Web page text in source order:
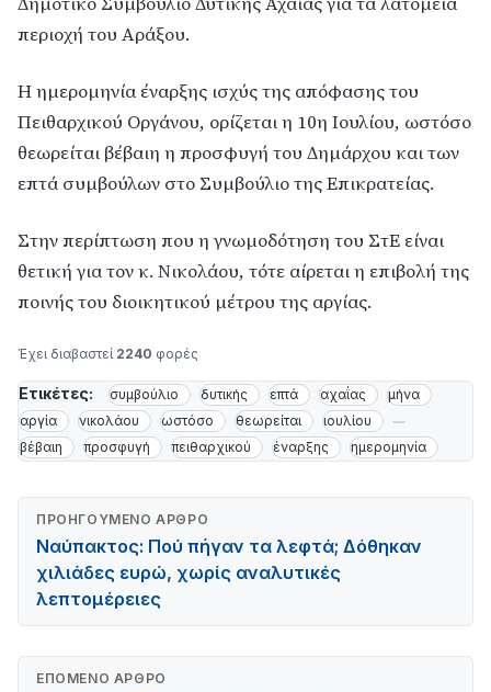
περιοχή του Αράξου.
Η ημερομηνία έναρξης ισχύς της απόφασης του
Πειθαρχικού Οργάνου, ορίζεται η 10η Ιουλίου, ωστόσο
θεωρείται βέβαιη η προσφυγή του Δημάρχου και των
επτά συμβούλων στο Συμβούλιο της Επικρατείας.
Στην περίπτωση που η γνωμοδότηση του ΣτΕ είναι
θετική για τον κ. Νικολάου, τότε αίρεται η επιβολή της
ποινής του διοικητικού μέτρου της αργίας.
Έχει διαβαστεί 2240 φορές
Ετικέτες: συμβούλιο δυτικής επτά αχαΐας
μήνα
αργία
νικολάου ωστόσο θεωρείται
ιουλίου
βέβαιη
προσφυγή πειθαρχικού έναρξης ημερομηνία
ΠΡΟΗΓΟΎΜΕΝΟ ΆΡΘΡΟ
Ναύπακτος: Πού πήγαν τα λεφτά; Δόθηκαν
χιλιάδες ευρώ, χωρίς αναλυτικές
λεπτομέρειες
ΕΠΌΜΕΝΟ ΆΡΘΡΟ